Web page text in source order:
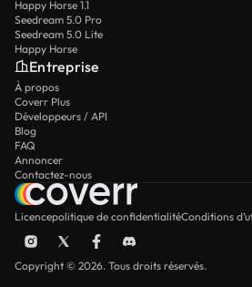
Happy Horse 1.1
Seedream 5.0 Pro
Seedream 5.0 Lite
Happy Horse
Entreprise
À propos
Coverr Plus
Développeurs / API
Blog
FAQ
Annoncer
Contactez-nous
Licencepolitique de confidentialitéConditions
Copyright © 2026. Tous droits réservés.